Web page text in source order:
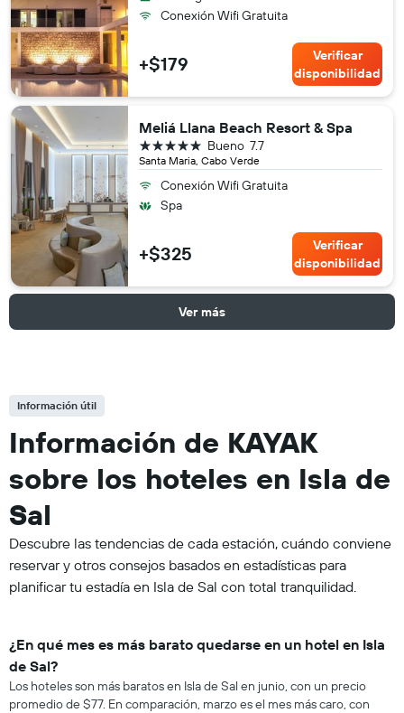
Conexión Wifi Gratuita
+$179
Verificar
disponibilidad
Meliá Llana Beach Resort & Spa
Santa Maria, Cabo Verde
7.7
Bueno
5 estrellas
Conexión Wifi Gratuita
Spa
+$325
Verificar
disponibilidad
Ver más
Información útil
Información de KAYAK
sobre los hoteles en Isla de
Sal
Descubre las tendencias de cada estación, cuándo conviene
reservar y otros consejos basados en estadísticas para
planificar tu estadía en Isla de Sal con total tranquilidad.
¿En qué mes es más barato quedarse en un hotel en Isla
de Sal?
Los hoteles son más baratos en Isla de Sal en junio, con un precio
promedio de $77. En comparación, marzo es el mes más caro, con